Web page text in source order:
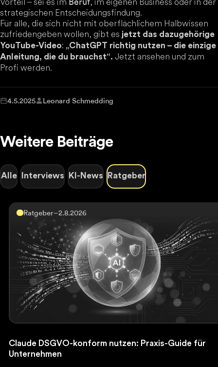
strategischen Entscheidungsfindung.
Für alle, die sich nicht mit oberflächlichem Halbwissen
zufriedengeben wollen, gibt es jetzt das dazugehörige
YouTube-Video: „ChatGPT richtig nutzen – die einzige
Anleitung, die du brauchst“. Jetzt ansehen und zum
Profi werden.
4.5.2025 Leonard Schmedding
Weitere Beiträge
Alle Interviews KI-News Ratgeber
Ratgeber–2.8.2026
Claude DSGVO-konform nutzen: Praxis-Guide für
Unternehmen